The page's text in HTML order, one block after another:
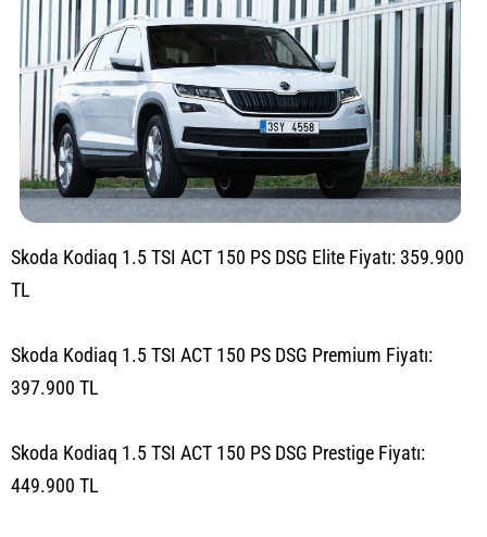
Skoda Kodiaq 1.5 TSI ACT 150 PS DSG Elite Fiyatı: 359.900
TL
Skoda Kodiaq 1.5 TSI ACT 150 PS DSG Premium Fiyatı:
397.900 TL
Skoda Kodiaq 1.5 TSI ACT 150 PS DSG Prestige Fiyatı:
449.900 TL